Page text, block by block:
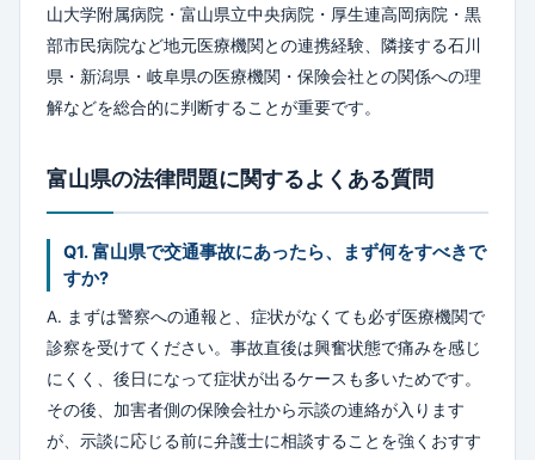
山大学附属病院・富山県立中央病院・厚生連高岡病院・黒
部市民病院など地元医療機関との連携経験、隣接する石川
県・新潟県・岐阜県の医療機関・保険会社との関係への理
解などを総合的に判断することが重要です。
富山県の法律問題に関するよくある質問
Q1. 富山県で交通事故にあったら、まず何をすべきで
すか?
A. まずは警察への通報と、症状がなくても必ず医療機関で
診察を受けてください。事故直後は興奮状態で痛みを感じ
にくく、後日になって症状が出るケースも多いためです。
その後、加害者側の保険会社から示談の連絡が入ります
が、示談に応じる前に弁護士に相談することを強くおすす